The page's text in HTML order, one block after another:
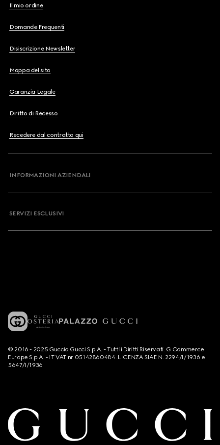
Il mio ordine
Domande Frequenti
Disiscrizione Newsletter
Mappa del sito
Garanzia Legale
Diritto di Recesso
Recedere dal contratto qui
INFORMAZIONI AZIENDALI
SERVIZI ESCLUSIVI
© 2016 - 2025 Guccio Gucci S.p.A. - Tutti i Diritti Riservati. G Commerce
Europe S.p.A. - IT VAT nr 05142860484. LICENZA SIAE N. 2294/I/1936 e
5647/I/1936